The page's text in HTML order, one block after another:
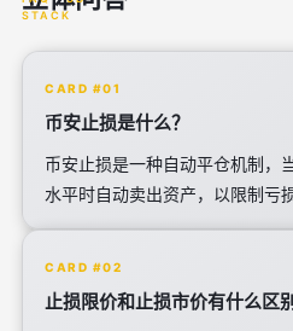
CARD #01
币安止损是什么？
币安止损是一种自动平仓机制，
水平时自动卖出资产，以限制亏损
CARD #02
止损限价和止损市价有什么区